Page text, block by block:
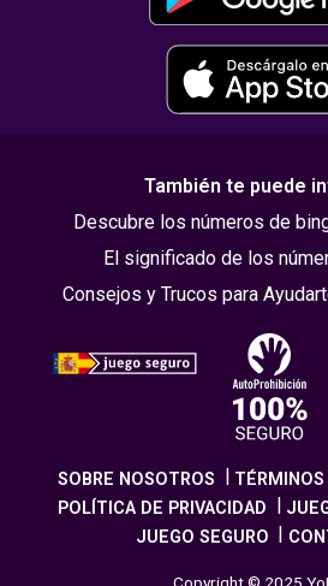
También te puede
Descubre los números de
El significado de los
Consejos y Trucos para
SOBRE NOSOTROS
POLÍTICA DE PRIVACIDAD
JUEGO SEGURO